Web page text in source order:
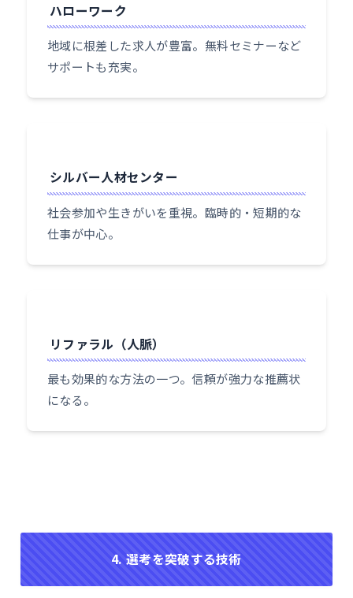
ハローワーク
地域に根差した求人が豊富。無料セミナーなど
サポートも充実。
シルバー人材センター
社会参加や生きがいを重視。臨時的・短期的な
仕事が中心。
リファラル（人脈）
最も効果的な方法の一つ。信頼が強力な推薦状
になる。
4. 選考を突破する技術